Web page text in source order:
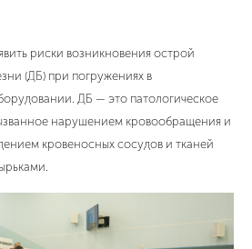
риски возникновения острой
(ДБ) при погружениях в
ДБ — это патологическое
нарушением кровообращения и
кровеносных сосудов и тканей